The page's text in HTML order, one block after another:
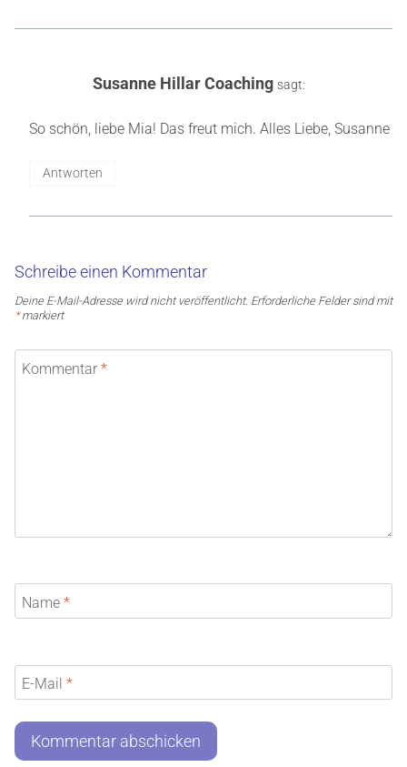
Susanne Hillar Coaching sagt:
So schön, liebe Mia! Das freut mich. Alles Liebe, Susanne
Antworten
Schreibe einen Kommentar
Deine E-Mail-Adresse wird nicht veröffentlicht. Erforderliche Felder sind mit
*markiert
Kommentar *
Name *
E-Mail *